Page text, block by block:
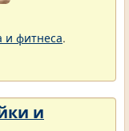
и фитнеса.
и